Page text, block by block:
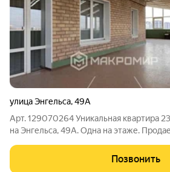
улица Энгельса,49А
Арт. 129070264 Уникальная квартира
на Энгельса, 49А. Одна на этаже.
Это не массовая новостройка, а
ценит приватность,
Позвонить